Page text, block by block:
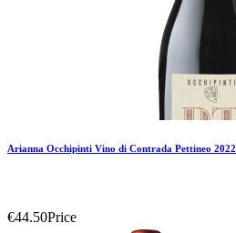
Arianna Occhipinti Vino di Contrada Pettineo 2022
€44.50Price